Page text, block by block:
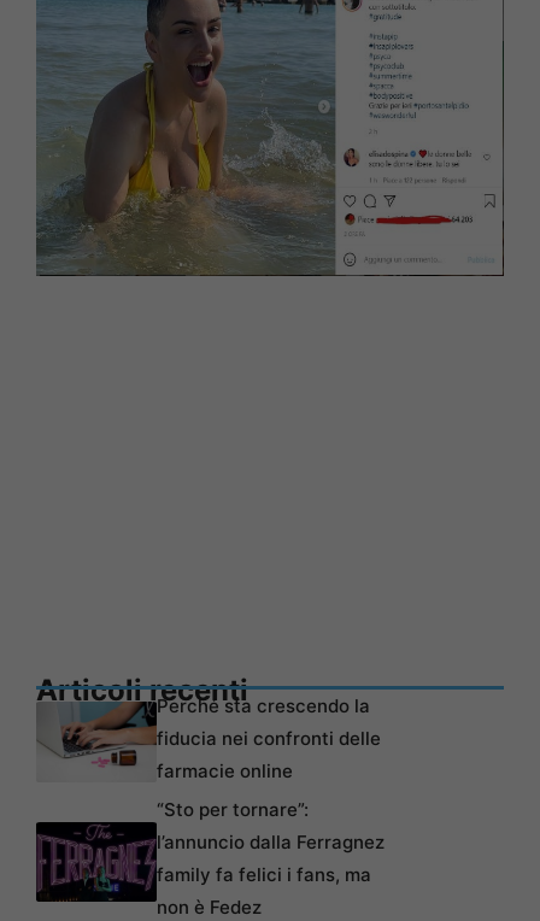
Articoli recentiPerché sta crescendo la
fiducia nei confronti delle
farmacie online
“Sto per tornare”:
l’annuncio dalla Ferragnez
family fa felici i fans, ma
non è Fedez